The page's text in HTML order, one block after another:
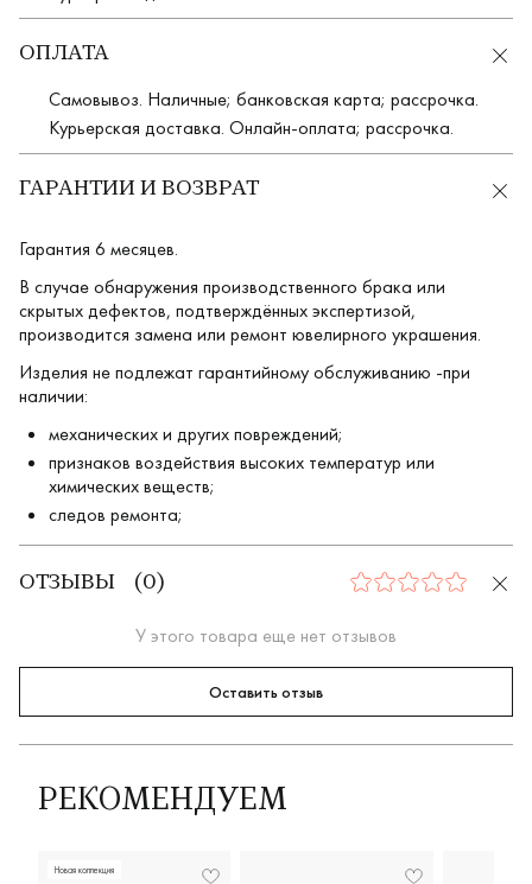
ОПЛАТА
Самовывоз. Наличные; банковская карта; рассрочка.
Курьерская доставка. Онлайн-оплата; рассрочка.
ГАРАНТИИ И ВОЗВРАТ
Гарантия 6 месяцев.
В случае обнаружения производственного брака или
скрытых дефектов, подтверждённых экспертизой,
производится замена или ремонт ювелирного украшения.
Изделия не подлежат гарантийному обслуживанию -при
наличии:
механических и других повреждений;
признаков воздействия высоких температур или
химических веществ;
следов ремонта;
ОТЗЫВЫ ( 0) 0
У этого товара еще нет отзывов
Оставить отзыв
РЕКОМЕНДУЕМ
Новая коллекция